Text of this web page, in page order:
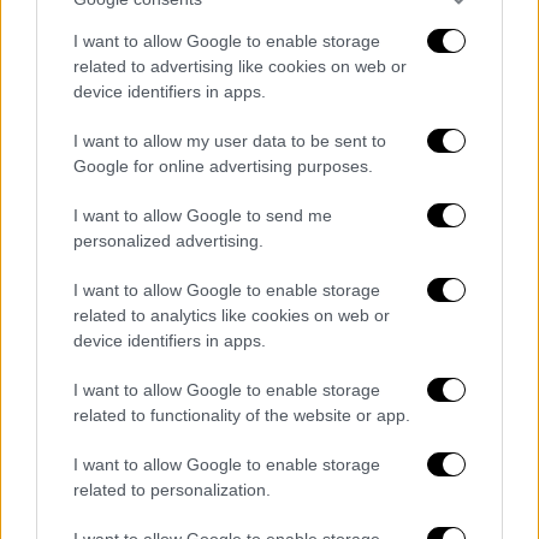
I want to allow Google to enable storage
related to advertising like cookies on web or
device identifiers in apps.
I want to allow my user data to be sent to
Google for online advertising purposes.
I want to allow Google to send me
personalized advertising.
I want to allow Google to enable storage
related to analytics like cookies on web or
device identifiers in apps.
I want to allow Google to enable storage
related to functionality of the website or app.
I want to allow Google to enable storage
related to personalization.
χωριστά φορολογική δήλωση και Ε9
θα πρέπει να υποβληθούν τα παραπάνω
φορολογικά στοιχεία και για τους δύο. Σε
κηδεμόνας ή ο/η επίτροπος θα πρέπει να
υποβάλουν τα παραπάνω φορολογικά
στοιχεία. 3. Έγγραφα που τεκμηριώνουν
ειδικούς κοινωνικούς λόγους, όπως:
πολυτεκνία, αδελφός/ή φοιτητής/τρια ή
στρατιώτης, απώλεια γονέα, ανεργία γονέα,
διαζύγιο ή διάσταση γονέων, σοβαρά
οικογενειακής κατάστασης. 5. Βεβαίωση
φοίτησης ή εγγραφής. Για τις πρωτοετείς
του ακαδημαϊκού έτους 2025–2026, γίνεται
δεκτή η εκτύπωση των αποτελεσμάτων
εισαγωγής από το ΥΠΑΙΘ, με την υποχρέωση,